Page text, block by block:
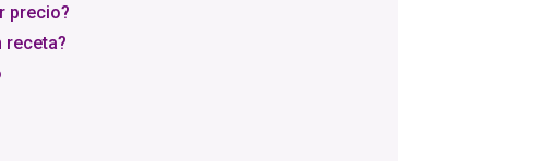
precio?
receta?